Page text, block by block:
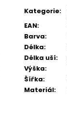
Kategorie:
EAN:
Barva:
Délka:
Délka uší:
Výška:
Šířka:
Materiál: